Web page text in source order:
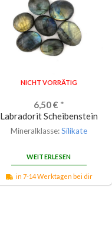
NICHT VORRÄTIG
6,50€ *
Labradorit Scheibenstein
Mineralklasse:Silikate
WEITERLESEN
in 7-14 Werktagen bei dir